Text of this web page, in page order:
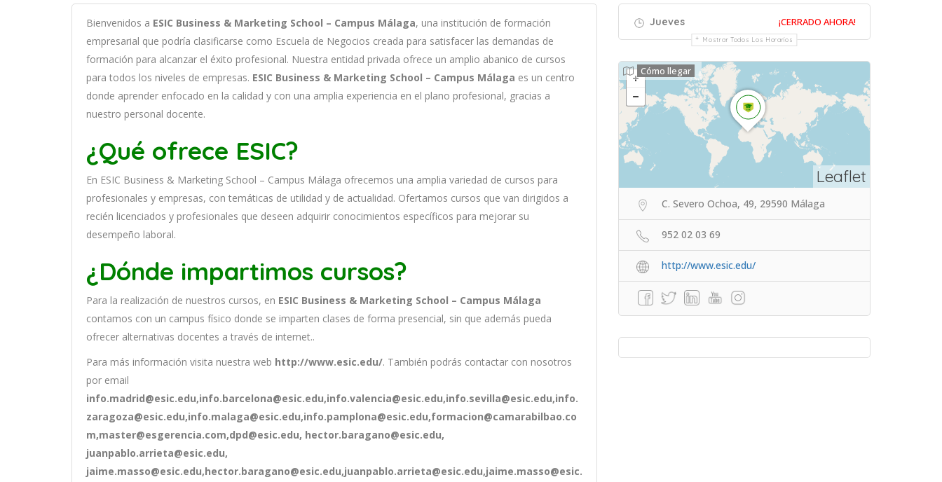
Bienvenidos a ESIC Business & Marketing School – Campus Málaga, una institución de formación
empresarial que podría clasificarse como Escuela de Negocios creada para satisfacer las demandas de
formación para alcanzar el éxito profesional. Nuestra entidad privada ofrece un amplio abanico de cursos
para todos los niveles de empresas. ESIC Business & Marketing School – Campus Málaga es un centro
donde aprender enfocado en la calidad y con una amplia experiencia en el plano profesional, gracias a
nuestro personal docente.
¿Qué ofrece ESIC?
En ESIC Business & Marketing School – Campus Málaga ofrecemos una amplia variedad de cursos para
profesionales y empresas, con temáticas de utilidad y de actualidad. Ofertamos cursos que van dirigidos a
recién licenciados y profesionales que deseen adquirir conocimientos específicos para mejorar su
desempeño laboral.
¿Dónde impartimos cursos?
Para la realización de nuestros cursos, en ESIC Business & Marketing School – Campus Málaga
contamos con un campus físico donde se imparten clases de forma presencial, sin que además pueda
ofrecer alternativas docentes a través de internet..
Para más información visita nuestra web http://www.esic.edu/. También podrás contactar con nosotros
por email
info.madrid@esic.edu,info.barcelona@esic.edu,info.valencia@esic.edu,info.sevilla@esic.edu,info.
zaragoza@esic.edu,info.malaga@esic.edu,info.pamplona@esic.edu,formacion@camarabilbao.co
m,master@esgerencia.com,dpd@esic.edu, hector.baragano@esic.edu,
juanpablo.arrieta@esic.edu,
jaime.masso@esic.edu,hector.baragano@esic.edu,juanpablo.arrieta@esic.edu,jaime.masso@esic.
Jueves ¡CERRADO AHORA!
Mostrar Todos Los Horarios
Leaflet
Cómo llegar
C. Severo Ochoa, 49, 29590 Málaga
952 02 03 69
http://www.esic.edu/